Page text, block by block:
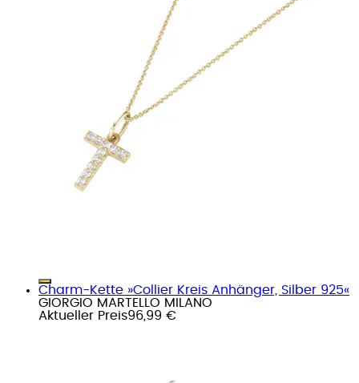
Charm-Kette »Collier Kreis Anhänger, Silber 925«
GIORGIO MARTELLO MILANO
Aktueller Preis96,99 €